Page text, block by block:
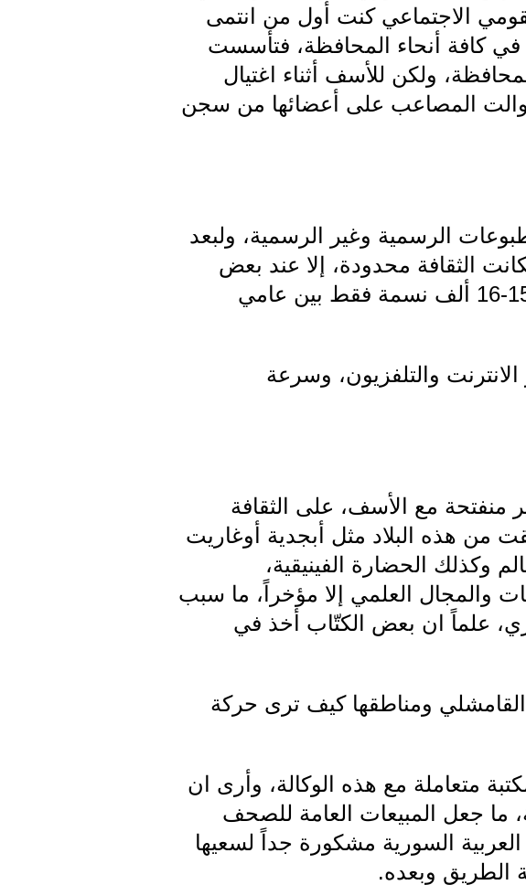
الاجتماعي كنت أول من انتمى
منظم في كافة أنحاء المحافظة، فتأسست
ولكن للأسف أثناء اغتيال
فتوالت المصاعب على أعضائها من سجن
الرسمية وغير الرسمية، ولبعد
الثقافة محدودة، إلا عند بعض
النخبة، علماً أن عدد سكان مدينة القامشلي لم يكن يتجاوز 15-16 ألف نسمة فقط بين عامي
والتلفزيون، وسرعة
منفتحة مع الأسف، على الثقافة
من هذه البلاد مثل أبجدية أوغاريت
الحضارة الفينيقية،
والمجال العلمي إلا مؤخراً، ما سبب
علماً ان بعض الكتّاب أخذ في
ومناطقها كيف ترى حركة
متعاملة مع هذه الوكالة، وأرى ان
ما جعل المبيعات العامة للصحف
السورية مشكورة جداً لسعيها
الطريق وبعده.